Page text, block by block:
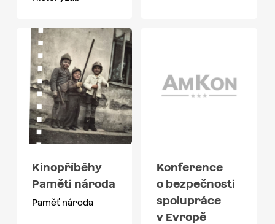
Kinopříběhy
Paměti národa
Paměť národa
Konference
o bezpečnosti
spolupráce
v Evropě